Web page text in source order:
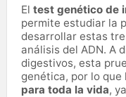
El test genético de
permite estudiar la
desarrollar estas
análisis del ADN. A
digestivos, esta
genética, por lo
para toda la vida,